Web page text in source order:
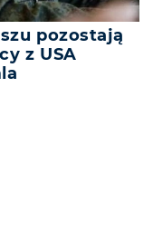
pozostają
z USA